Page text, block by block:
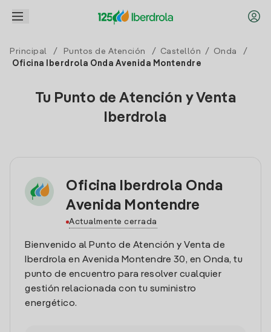
Principal / Puntos de Atención / Castellón / Onda
/
Oficina Iberdrola Onda Avenida Montendre
Tu Punto de Atención y Venta
Iberdrola
Oficina Iberdrola Onda
Avenida Montendre
Actualmente cerrada
Bienvenido al Punto de Atención y Venta de
Iberdrola en Avenida Montendre 30, en Onda, tu
punto de encuentro para resolver cualquier
gestión relacionada con tu suministro
energético.